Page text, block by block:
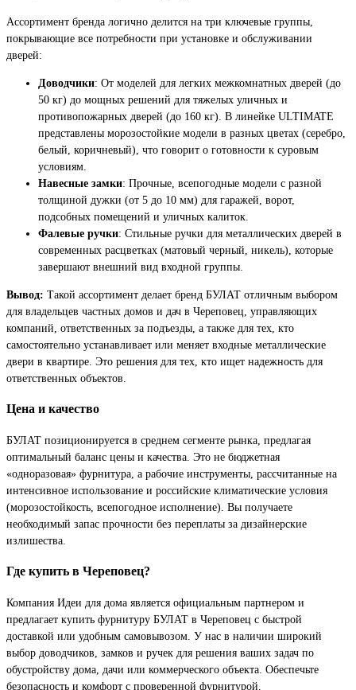
Ассортимент бренда логично делится на три ключевые группы,
покрывающие все потребности при установке и обслуживании
дверей:
Доводчики: От моделей для легких межкомнатных дверей (до
50 кг) до мощных решений для тяжелых уличных и
противопожарных дверей (до 160 кг). В линейке ULTIMATE
представлены морозостойкие модели в разных цветах (серебро,
белый, коричневый), что говорит о готовности к суровым
условиям.
Навесные замки: Прочные, всепогодные модели с разной
толщиной дужки (от 5 до 10 мм) для гаражей, ворот,
подсобных помещений и уличных калиток.
Фалевые ручки: Стильные ручки для металлических дверей в
современных расцветках (матовый черный, никель), которые
завершают внешний вид входной группы.
Вывод: Такой ассортимент делает бренд БУЛАТ отличным выбором
для владельцев частных домов и дач в Череповец, управляющих
компаний, ответственных за подъезды, а также для тех, кто
самостоятельно устанавливает или меняет входные металлические
двери в квартире. Это решения для тех, кто ищет надежность для
ответственных объектов.
Цена и качество
БУЛАТ позиционируется в среднем сегменте рынка, предлагая
оптимальный баланс цены и качества. Это не бюджетная
«одноразовая» фурнитура, а рабочие инструменты, рассчитанные на
интенсивное использование и российские климатические условия
(морозостойкость, всепогодное исполнение). Вы получаете
необходимый запас прочности без переплаты за дизайнерские
излишества.
Где купить в Череповец?
Компания Идеи для дома является официальным партнером и
предлагает купить фурнитуру БУЛАТ в Череповец с быстрой
доставкой или удобным самовывозом. У нас в наличии широкий
выбор доводчиков, замков и ручек для решения ваших задач по
обустройству дома, дачи или коммерческого объекта. Обеспечьте
безопасность и комфорт с проверенной фурнитурой.